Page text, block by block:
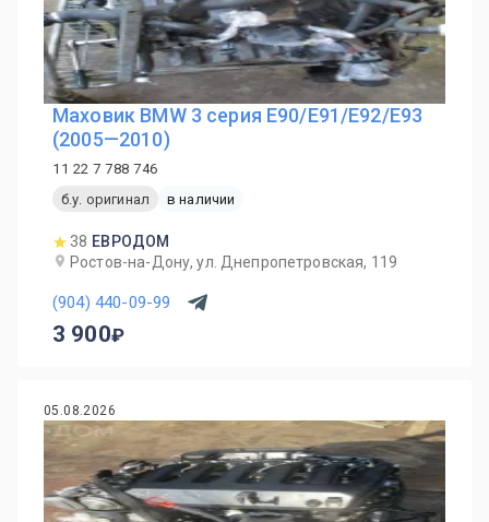
Маховик BMW 3 серия E90/E91/E92/E93
(2005—2010)
11 22 7 788 746
б.у. оригинал
в наличии
38 ЕВРОДОМ
Ростов-на-Дону, ул. Днепропетровская, 119
(904) 440-09-99
3 900
05.08.2026